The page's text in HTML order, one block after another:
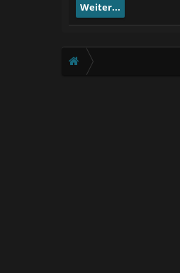
Weiter...